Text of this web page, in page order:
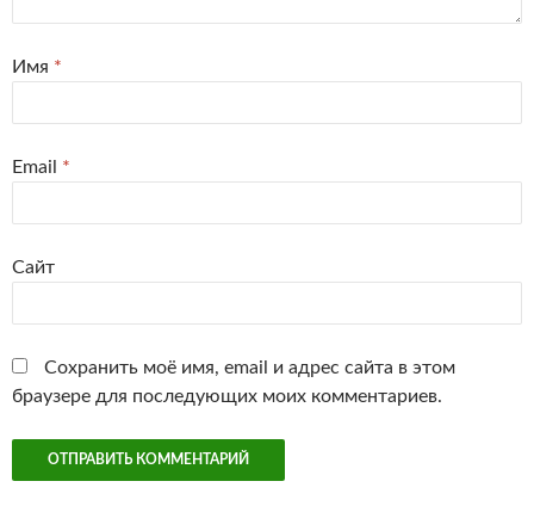
Имя *
Email *
Сайт
Сохранить моё имя, email и адрес сайта в этом
браузере для последующих моих комментариев.